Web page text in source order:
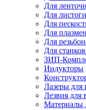
Для
Для
Для
Для
Для
Для
ЗИП-
Индукторы
Лазеры для
Лезвия для
Материалы